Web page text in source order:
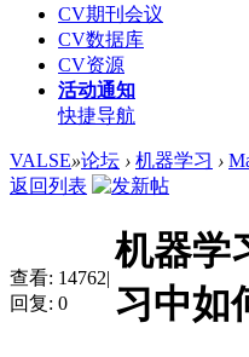
CV期刊会议
CV数据库
CV资源
活动通知
快捷导航
VALSE»论坛 › 机器学习 ›
返回列表
查看: 14762|
回复: 0
机器学
习中如